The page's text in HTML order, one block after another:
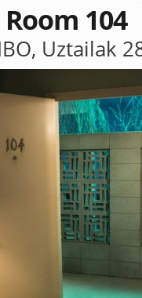
Room 104
Uztailak